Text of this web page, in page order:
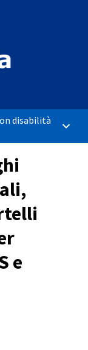
disabilità
Main
e